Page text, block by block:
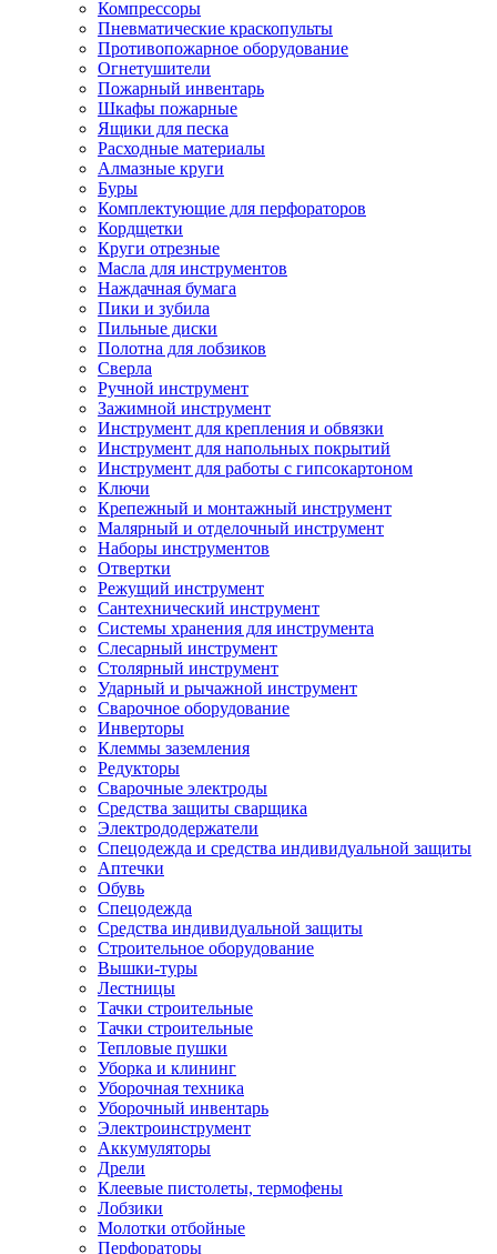
Компрессоры
Пневматические краскопульты
Противопожарное оборудование
Огнетушители
Пожарный инвентарь
Шкафы пожарные
Ящики для песка
Расходные материалы
Алмазные круги
Буры
Комплектующие для перфораторов
Кордщетки
Круги отрезные
Масла для инструментов
Наждачная бумага
Пики и зубила
Пильные диски
Полотна для лобзиков
Сверла
Ручной инструмент
Зажимной инструмент
Инструмент для крепления и обвязки
Инструмент для напольных покрытий
Инструмент для работы с гипсокартоном
Ключи
Крепежный и монтажный инструмент
Малярный и отделочный инструмент
Наборы инструментов
Отвертки
Режущий инструмент
Сантехнический инструмент
Системы хранения для инструмента
Слесарный инструмент
Столярный инструмент
Ударный и рычажной инструмент
Сварочное оборудование
Инверторы
Клеммы заземления
Редукторы
Сварочные электроды
Средства защиты сварщика
Электрододержатели
Спецодежда и средства индивидуальной защиты
Аптечки
Обувь
Спецодежда
Средства индивидуальной защиты
Строительное оборудование
Вышки-туры
Лестницы
Тачки строительные
Тачки строительные
Тепловые пушки
Уборка и клининг
Уборочная техника
Уборочный инвентарь
Электроинструмент
Аккумуляторы
Дрели
Клеевые пистолеты, термофены
Лобзики
Молотки отбойные
Перфораторы